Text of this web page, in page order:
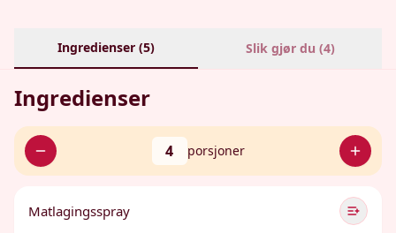
Ingredienser (5) Slik gjør du (4)
Ingredienser
4 porsjoner
Matlagingsspray